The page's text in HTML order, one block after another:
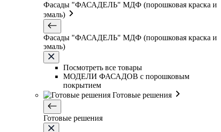
Фасады "ФАСАДЕЛЬ" МДФ (порошковая краска и
эмаль)
Фасады "ФАСАДЕЛЬ" МДФ (порошковая краска и
эмаль)
Посмотреть все товары
МОДЕЛИ ФАСАДОВ с порошковым
покрытием
Готовые решения
Готовые решения